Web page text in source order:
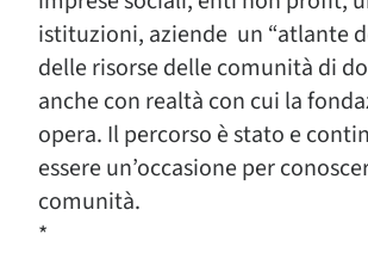
istituzioni, aziende un “atlante
delle risorse delle comunità di
anche con realtà con cui la
opera. Il percorso è stato e
essere un’occasione per
comunità.
*